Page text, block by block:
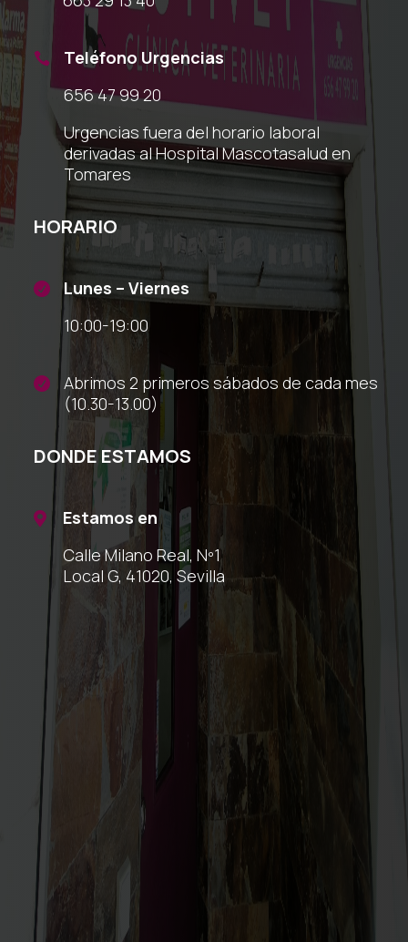

Teléfono Urgencias
656 47 99 20
Urgencias fuera del horario laboral
derivadas al Hospital Mascotasalud en
Tomares
HORARIO

Lunes – Viernes
10:00-19:00

Abrimos 2 primeros sábados de cada mes
(10.30-13.00)
DONDE ESTAMOS

Estamos en
Calle Milano Real, Nº1
Local G, 41020, Sevilla